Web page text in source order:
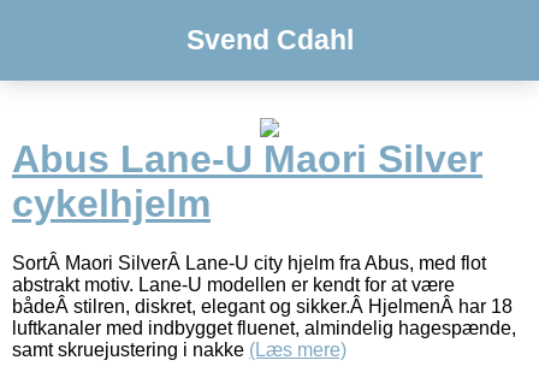
Svend Cdahl
Abus Lane-U Maori Silver
cykelhjelm
SortÂ Maori SilverÂ Lane-U city hjelm fra Abus, med flot
abstrakt motiv. Lane-U modellen er kendt for at være
bådeÂ stilren, diskret, elegant og sikker.Â HjelmenÂ har 18
luftkanaler med indbygget fluenet, almindelig hagespænde,
samt skruejustering i nakke (Læs mere)